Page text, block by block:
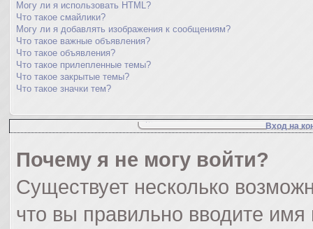
Могу ли я использовать HTML?
Что такое смайлики?
Могу ли я добавлять изображения к сообщениям?
Что такое важные объявления?
Что такое объявления?
Что такое прилепленные темы?
Что такое закрытые темы?
Что такое значки тем?
Вход на
Почему я не могу войти?
Существует несколько
что вы правильно вводите